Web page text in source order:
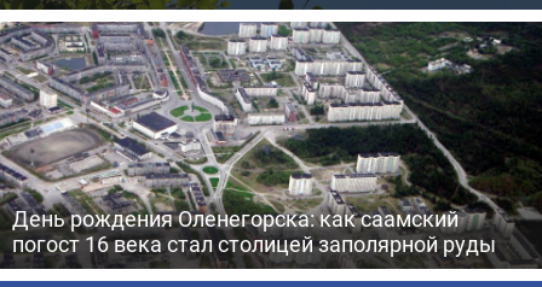
День рождения Оленегорска: как саамский
погост 16 века стал столицей заполярной руды